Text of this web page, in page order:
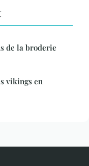
de la broderie
vikings en